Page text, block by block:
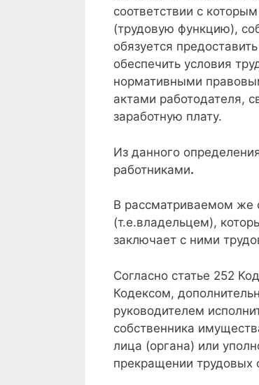
соответствии с
(трудовую функцию),
обязуется
обеспечить условия
нормативными
актами работодателя,
заработную плату.
Из данного
работниками.
В рассматриваемом же
(т.е.владельцем),
заключает с ними
Согласно статье 252
Кодексом,
руководителем
собственника
лица (органа) или
прекращении трудовых